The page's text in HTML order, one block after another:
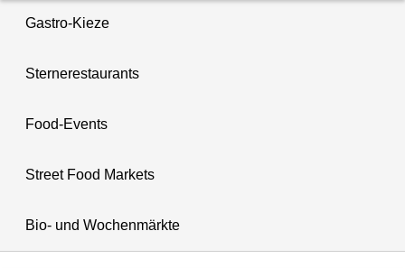
Gastro-Kieze
Sternerestaurants
Food-Events
Street Food Markets
Bio- und Wochenmärkte